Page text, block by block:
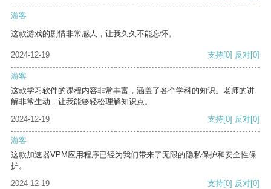
游客
这款游戏的剧情非常感人，让我久久不能忘怀。
2024-12-19 支持[0] 反对[0]
游客
这款学习软件的课程内容非常丰富，涵盖了各个学科的知识。老师的讲
解非常生动，让我能够轻松理解知识点。
2024-12-19
支持[0] 反对[0]
游客
这款加速器VPM应用程序已经为我们带来了无限的隐私保护和安全性保
护。
2024-12-19
支持[0] 反对[0]